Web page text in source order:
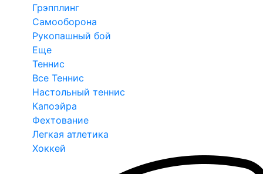
Грэпплинг
Самооборона
Рукопашный бой
Еще
Теннис
Все Теннис
Настольный теннис
Капоэйра
Фехтование
Легкая атлетика
Хоккей